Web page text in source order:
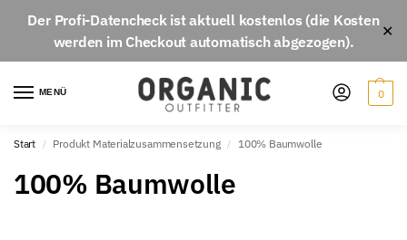
Der Profi-Datencheckist aktuell kostenlos(die Kosten
werden im Checkout automatisch abgezogen).
✕
MENÜ 0
Start / Produkt Materialzusammensetzung / 100% Baumwolle
100% Baumwolle